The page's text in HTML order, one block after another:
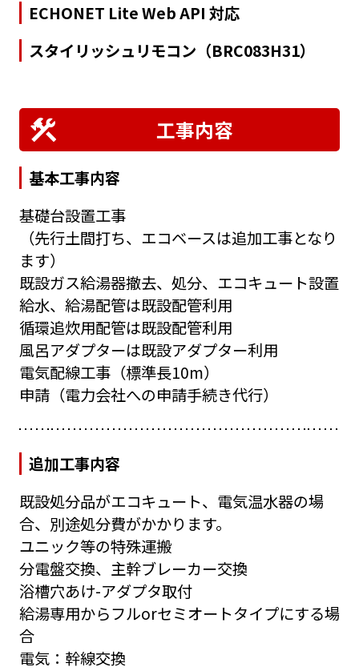
ECHONET Lite Web API 対応
スタイリッシュリモコン（BRC083H31）
工事内容
基本工事内容
基礎台設置工事
（先行土間打ち、エコベースは追加工事となり
ます）
既設ガス給湯器撤去、処分、エコキュート設置
給水、給湯配管は既設配管利用
循環追炊用配管は既設配管利用
風呂アダプターは既設アダプター利用
電気配線工事（標準長10m）
申請（電力会社への申請手続き代行）
追加工事内容
既設処分品がエコキュート、電気温水器の場
合、別途処分費がかかります。
ユニック等の特殊運搬
分電盤交換、主幹ブレーカー交換
浴槽穴あけ-アダプタ取付
給湯専用からフルorセミオートタイプにする場
合
電気：幹線交換